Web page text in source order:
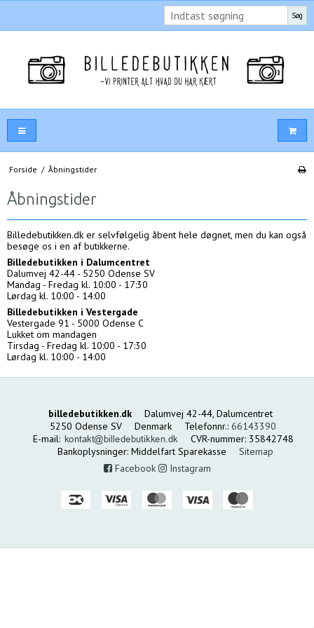
Søg
Forside / Åbningstider
Åbningstider
Billedebutikken.dk er selvfølgelig åbent hele døgnet, men du kan også
besøge os i en af butikkerne.
Billedebutikken i Dalumcentret
Dalumvej 42-44 - 5250 Odense SV
Mandag - Fredag kl. 10:00 - 17:30
Lørdag kl. 10:00 - 14:00
Billedebutikken i Vestergade
Vestergade 91 - 5000 Odense C
Lukket om mandagen
Tirsdag - Fredag kl. 10:00 - 17:30
Lørdag kl. 10:00 - 14:00
billedebutikken.dk
Dalumvej 42-44, Dalumcentret
5250 Odense SV
Denmark Telefonnr.: 66143390
E-mail: CVR-nummer:35842748
Bankoplysninger: Middelfart Sparekasse
Sitemap
Facebook
Instagram